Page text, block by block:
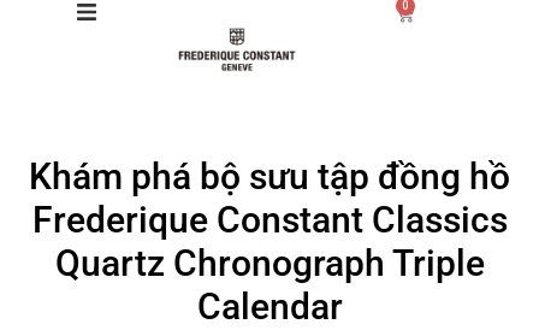
Manufacture
Sản phẩm
0
Khám phá bộ sưu tập đồng hồ
Frederique Constant Classics
Quartz Chronograph Triple
Calendar